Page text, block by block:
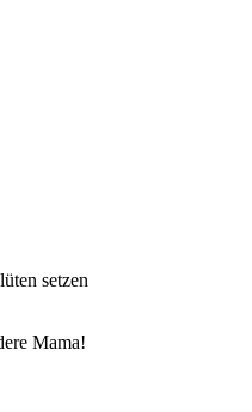
setzen
Mama!